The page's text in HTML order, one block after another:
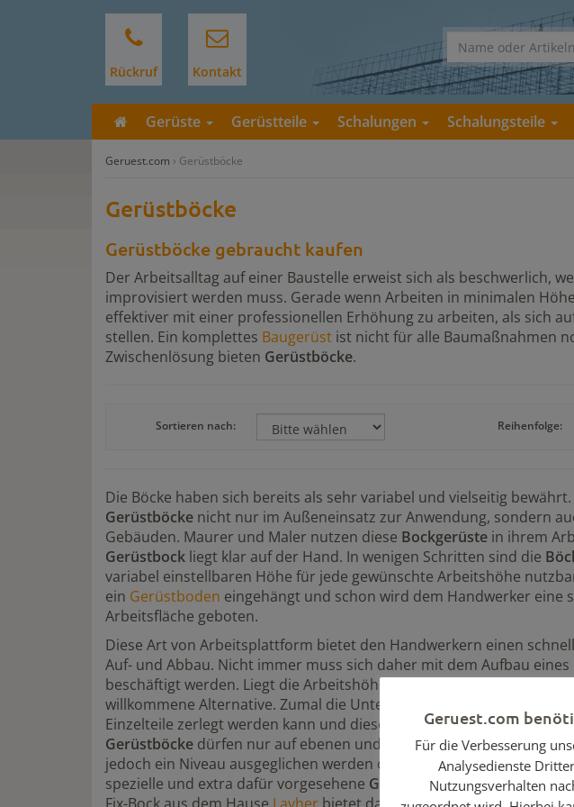
Rückruf Kontakt
Gerüste Gerüstteile Schalungen Schalungsteile
Geruest.com › Gerüstböcke
Gerüstböcke
Gerüstböcke gebraucht kaufen
Der Arbeitsalltag auf einer Baustelle erweist sich als beschwerlich,
improvisiert werden muss. Gerade wenn Arbeiten in minimalen
effektiver mit einer professionellen Erhöhung zu arbeiten, als sich
stellen. Ein komplettes Baugerüst ist nicht für alle Baumaßnahmen
Zwischenlösung bieten Gerüstböcke.
Sortieren nach: Reihenfolge:
Die Böcke haben sich bereits als sehr variabel und vielseitig
Gerüstböcke nicht nur im Außeneinsatz zur Anwendung, sondern
Gebäuden. Maurer und Maler nutzen diese Bockgerüste in ihrem
Gerüstbock liegt klar auf der Hand. In wenigen Schritten sind die
variabel einstellbaren Höhe für jede gewünschte Arbeitshöhe
ein Gerüstboden eingehängt und schon wird dem Handwerker eine
Arbeitsfläche geboten.
Diese Art von Arbeitsplattform bietet den Handwerkern einen
Auf- und Abbau. Nicht immer muss sich daher mit dem Aufbau
beschäftigt werden. Liegt die Arbeitshöhe im Rahmen der
willkommene Alternative. Zumal die Unterkonstruktion
Einzelteile zerlegt werden kann und diese dann problemlos in einen
Gerüstböcke dürfen nur auf ebenen und horizontalem Untergrund
jedoch ein Niveau ausgeglichen werden oder sogar Stufen
spezielle und extra dafür vorgesehene Gerüstböckezurückgegriffen
Geruest.com
Für die Verbesserung
Analysedienste
Nutzungsverhalten